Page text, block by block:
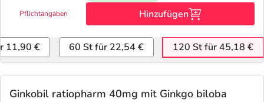
Pflichtangaben Hinzufügen
11,90 € 60 St für 22,54 € 120 St für 45,18 €
Ginkobil ratiopharm 40mg mit Ginkgo biloba